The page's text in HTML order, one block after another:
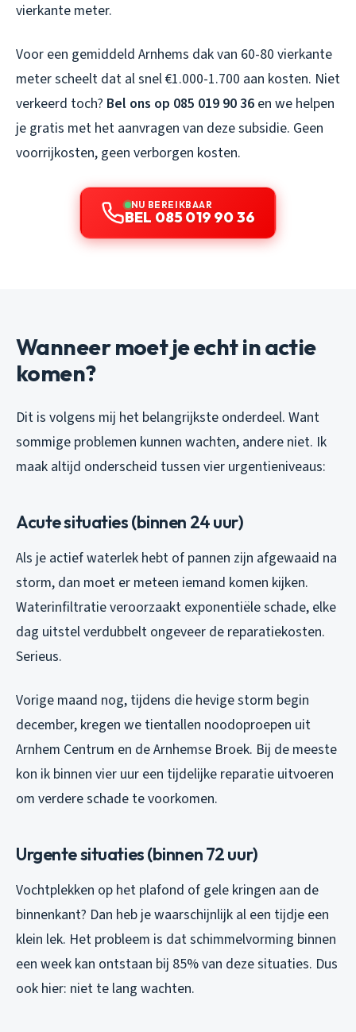
vierkante meter.
Voor een gemiddeld Arnhems dak van 60-80 vierkante
meter scheelt dat al snel €1.000-1.700 aan kosten. Niet
verkeerd toch? Bel ons op 085 019 90 36 en we helpen
je gratis met het aanvragen van deze subsidie. Geen
voorrijkosten, geen verborgen kosten.
NU BEREIKBAAR
BEL 085 019 90 36
Wanneer moet je echt in actie
komen?
Dit is volgens mij het belangrijkste onderdeel. Want
sommige problemen kunnen wachten, andere niet. Ik
maak altijd onderscheid tussen vier urgentieniveaus:
Acute situaties (binnen 24 uur)
Als je actief waterlek hebt of pannen zijn afgewaaid na
storm, dan moet er meteen iemand komen kijken.
Waterinfiltratie veroorzaakt exponentiële schade, elke
dag uitstel verdubbelt ongeveer de reparatiekosten.
Serieus.
Vorige maand nog, tijdens die hevige storm begin
december, kregen we tientallen noodoproepen uit
Arnhem Centrum en de Arnhemse Broek. Bij de meeste
kon ik binnen vier uur een tijdelijke reparatie uitvoeren
om verdere schade te voorkomen.
Urgente situaties (binnen 72 uur)
Vochtplekken op het plafond of gele kringen aan de
binnenkant? Dan heb je waarschijnlijk al een tijdje een
klein lek. Het probleem is dat schimmelvorming binnen
een week kan ontstaan bij 85% van deze situaties. Dus
ook hier: niet te lang wachten.